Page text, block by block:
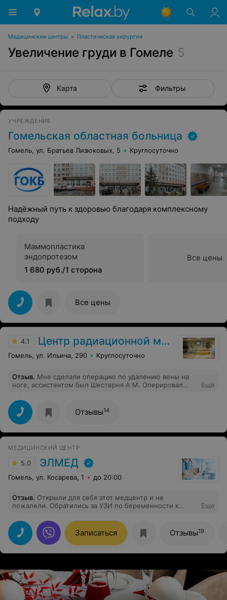
Медицинские центры • Пластическая хирургия
Увеличение груди в Гомеле 5
Карта Фильтры
УЧРЕЖДЕНИЕ
Гомельская областная больница
Гомель, ул. Братьев Лизюковых, 5 Круглосуточно
Надёжный путь к здоровью благодаря комплексному
подходу
Маммопластика
эндопротезом
1 680 руб./1 сторона
Все цены
Все цены
4.1 Центр радиационной медицины
Гомель, ул. Ильича, 290 Круглосуточно
Отзыв. Мне сделали операцию по удалению вены на
ноге, ассистентом был Шестерня А М. Оперировал
Одним словом в апреле сделали операцию, а в
настоящее время я уже забыл о тех днях. Спасибо
парням за работу и всему хирург. отделению. Кормят
хорошо и работают все как пчелки. Спасибо всем!
Еще
Отзывы14
МЕДИЦИНСКИЙ ЦЕНТР
5.0 ЭЛМЕД
Гомель, ул. Косарева, 1 до 20:00
Отзыв. Открыли для себя этот медцентр и не
пожалели. Обратились за УЗИ по беременности к
профессиональную информацию и консультацию о
показателях в УЗИ. Полюбовались своим малышом с
ног до головы ) И редко где встретишь теперь, чтобы
врач разделял с тобой твою радость. Такие врачи
сейчас на вес золота. За что большое спасибо врачу.
Еще
Записаться Отзывы19